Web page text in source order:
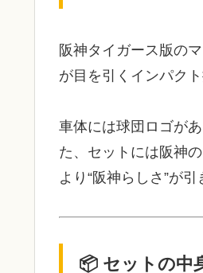
阪神タイガース版の
が目を引くインパク
車体には球団ロゴが
た、セットには阪神
より“阪神らしさ”が
📦 セットの中